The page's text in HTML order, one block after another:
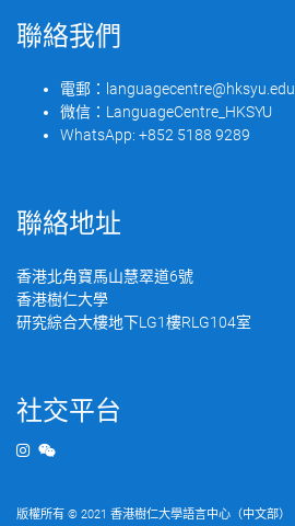
聯絡我們
電郵： languagecentre@hksyu.edu
微信： LanguageCentre_HKSYU
WhatsApp: +852 5188 9289
聯絡地址
香港北角寶馬山慧翠道6號
香港樹仁大學
研究綜合大樓地下LG1樓RLG104室
社交平台
版權所有 © 2021 香港樹仁大學語言中心（中文部）